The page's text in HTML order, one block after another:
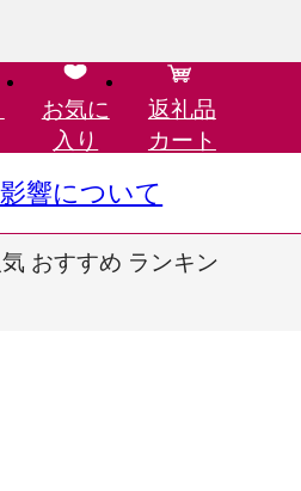
お気に
入り
返礼品
カート
響について
おすすめ ランキン